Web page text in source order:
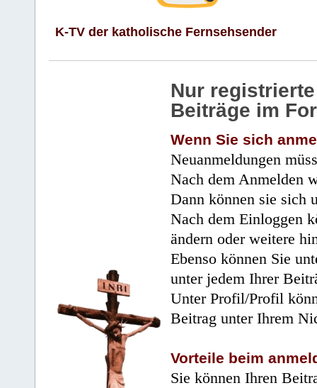
K-TV der katholische Fernsehsender
Nur
Beiträge im
Wenn Sie sich
Neuanmeldungen
Nach dem Anmelden
Dann können sie sich
Nach dem Einloggen
ändern oder weitere
Ebenso können Sie
unter jedem Ihrer
Unter Profil/Profil
Beitrag unter Ihrem
Vorteile beim
Sie können Ihren